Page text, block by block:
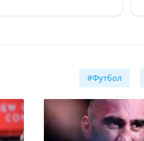
#Футбол